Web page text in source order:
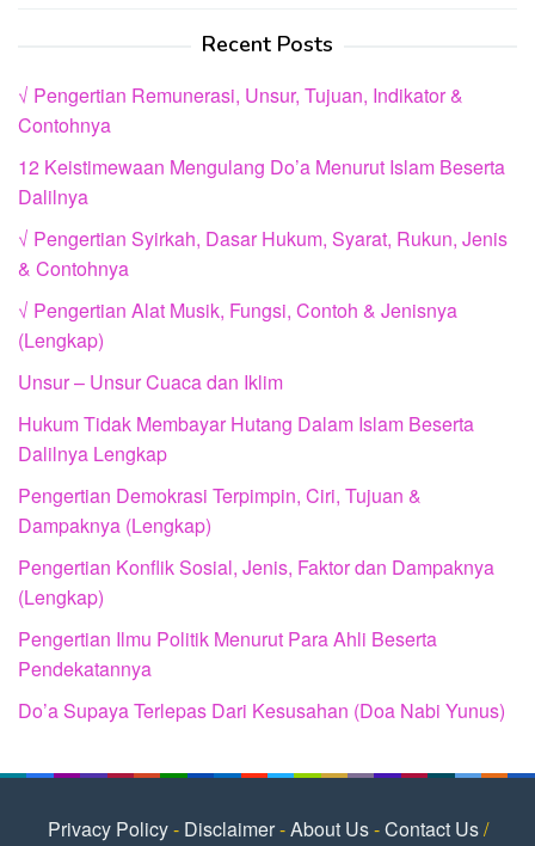
Recent Posts
√ Pengertian Remunerasi, Unsur, Tujuan, Indikator &
Contohnya
12 Keistimewaan Mengulang Do’a Menurut Islam Beserta
Dalilnya
√ Pengertian Syirkah, Dasar Hukum, Syarat, Rukun, Jenis
& Contohnya
√ Pengertian Alat Musik, Fungsi, Contoh & Jenisnya
(Lengkap)
Unsur – Unsur Cuaca dan Iklim
Hukum Tidak Membayar Hutang Dalam Islam Beserta
Dalilnya Lengkap
Pengertian Demokrasi Terpimpin, Ciri, Tujuan &
Dampaknya (Lengkap)
Pengertian Konflik Sosial, Jenis, Faktor dan Dampaknya
(Lengkap)
Pengertian Ilmu Politik Menurut Para Ahli Beserta
Pendekatannya
Do’a Supaya Terlepas Dari Kesusahan (Doa Nabi Yunus)
Privacy Policy- Disclaimer-About Us-Contact Us/